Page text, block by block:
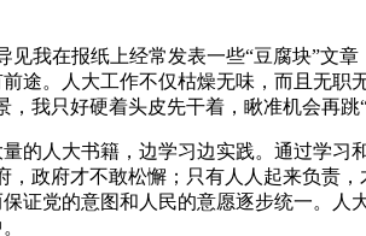
在报纸上经常发表一些“豆腐块”文
途。人大工作不仅枯燥无味，而且无
我只好硬着头皮先干着，瞅准机会再跳“
人大书籍，边学习边实践。通过学习
政府才不敢松懈；只有人人起来负责
证党的意图和人民的意愿逐步统一。